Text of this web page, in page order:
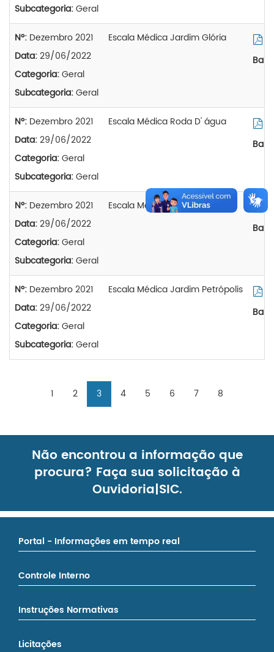
Subcategoria:Geral
Nº: Dezembro 2021
Data:29/06/2022
Categoria:Geral
Subcategoria:Geral
Escala Médica Jardim Glória
Nº: Dezembro 2021
Data:29/06/2022
Categoria:Geral
Subcategoria:Geral
Escala Médica Roda D' água
Nº: Dezembro 2021
Data:29/06/2022
Categoria:Geral
Subcategoria:Geral
Escala Médica São Jose
Nº: Dezembro 2021
Data:29/06/2022
Categoria:Geral
Subcategoria:Geral
Escala Médica Jardim Petrópolis
1 2 3 4 5 6 7 8
Não encontrou a informação que
procura? Faça sua solicitação à
Ouvidoria|SIC.
Portal - Informações em tempo real
Controle Interno
Instruções Normativas
Licitações